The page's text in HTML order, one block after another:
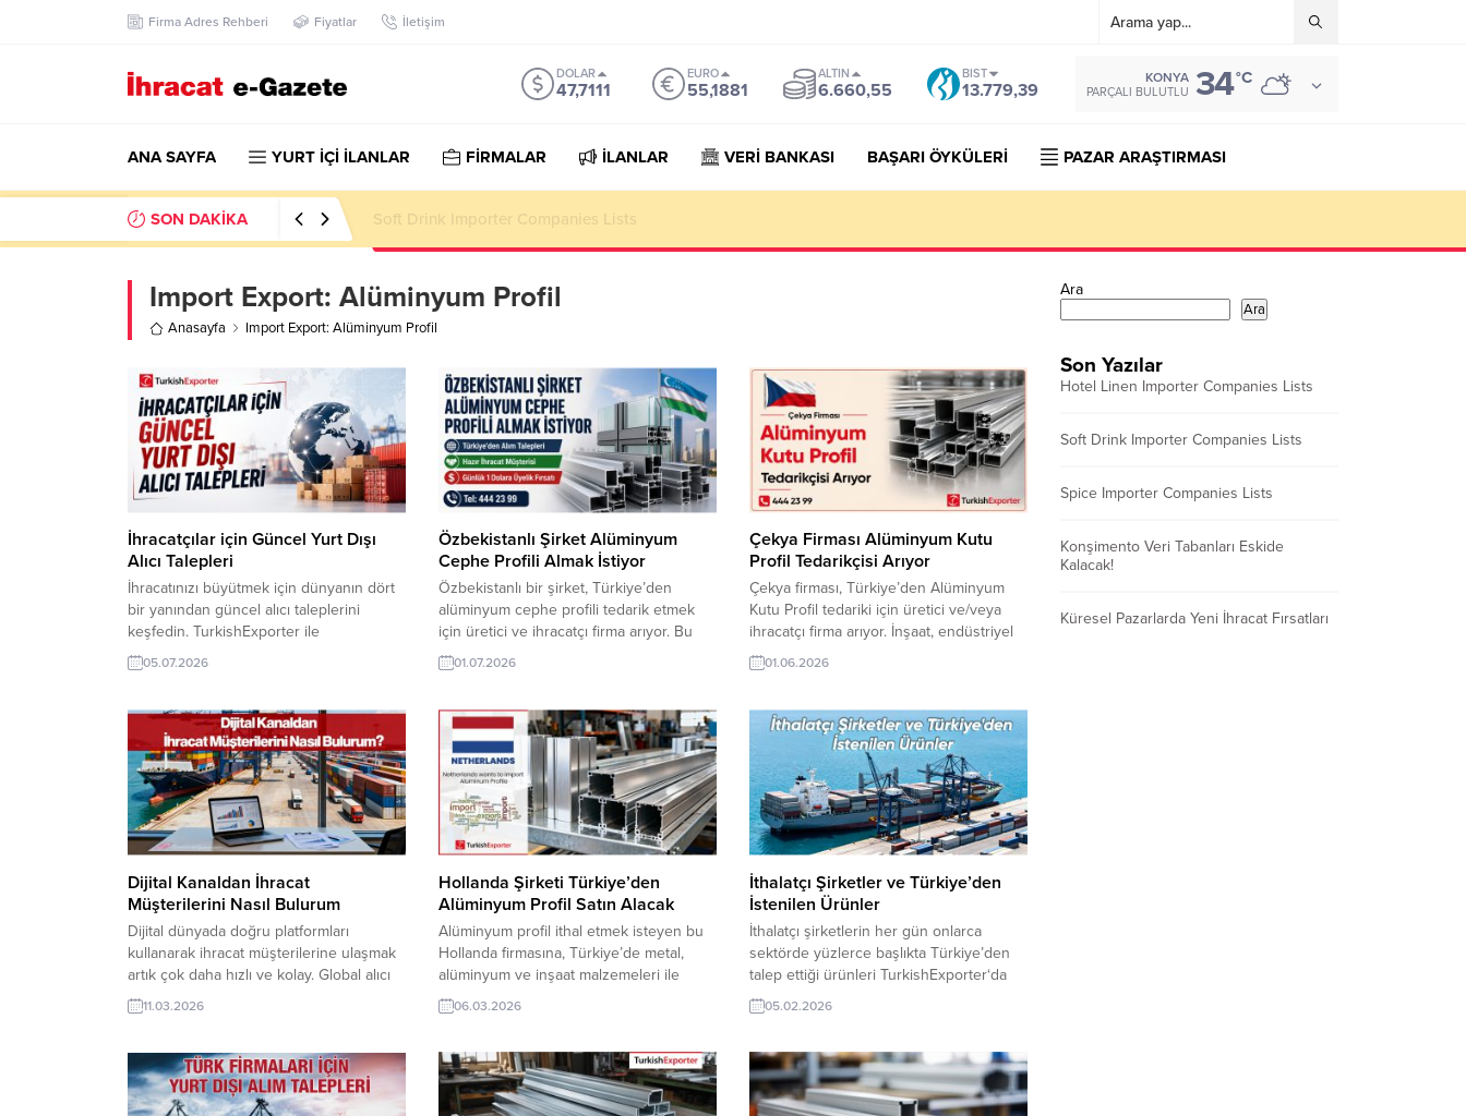
Firma Adres Rehberi Fiyatlar İletişim
DOLAR
47,7111
EURO
55,1881
ALTIN
6.660,55
BIST
13.779,39
KONYA
PARÇALI BULUTLU 34°C
ANA SAYFA YURT İÇİ İLANLAR FİRMALAR İLANLAR VERİ BANKASI BAŞARI ÖYKÜLERİ PAZAR ARAŞTIRMASI
SON DAKİKA Soft Drink Importer Companies Lists
Import Export: Alüminyum Profil
Anasayfa Import Export: Alüminyum Profil
İhracatçılar için Güncel Yurt Dışı
Alıcı Talepleri
İhracatınızı büyütmek için dünyanın dört
bir yanından güncel alıcı taleplerini
keşfedin. TurkishExporter ile
sektörünüze uygun yurt dışı müşteri
fırsatlarına anında ulaşın, güvenilir
bağlantıları oluşturun. ⮩ Yüzlerce yeni
ihracat fırsatlarını görüntüleyin!
BAE/Dubai Firması, Yangın Dağıtım
Hortumu İthal EdecekAzerbaycanlı Şirket,
Laboratuvar Kimyasalı Satın
AlacakÖzbekistanlı Alıcı, Alüminyum...
05.07.2026
Özbekistanlı Şirket Alüminyum
Cephe Profili Almak İstiyor
Özbekistanlı bir şirket, Türkiye’den
alüminyum cephe profili tedarik etmek
için üretici ve ihracatçı firma arıyor. Bu
güncel alım talebi, yapı ve inşaat
sektöründe faaliyet gösteren Türk
sunuyor. Talebe uygun firmalar
TurkishExporter üzerinden alıcıyla
iletişime geçebilir. Alüminyum profil
ithalat alım talepleriCephe kaplama
ürünleri için ithalat...
01.07.2026
Çekya Firması Alüminyum Kutu
Profil Tedarikçisi Arıyor
Çekya firması, Türkiye’den Alüminyum
Kutu Profil tedariki için üretici ve/veya
ihracatçı firma arıyor. İnşaat, endüstriyel
üretim ve yapı projelerinde kullanılacak
kaliteli profiller için Türk üreticilerden
teklifleri talep ediyor. ➤ Talebin
detaylarına buradan ulaşabilirsiniz.
İletişim: 444 23 99 – 539 773 3550 Tüm
dünyadan en...
01.06.2026
Dijital Kanaldan İhracat
Müşterilerini Nasıl Bulurum
Dijital dünyada doğru platformları
kullanarak ihracat müşterilerine ulaşmak
artık çok daha hızlı ve kolay. Global alıcı
taleplerini takip etmek, firmaları analiz
etmek ve doğrudan iletişim kurmak için
kapılar açıyor. Günün Alım Taleplerinden
Bazıları: Şili Firması, Türkiye’den Motor
Yağı Almak İstiyorFransız Firma, Çocuk
11.03.2026
Hollanda Şirketi Türkiye’den
Alüminyum Profil Satın Alacak
Alüminyum profil ithal etmek isteyen bu
Hollanda firmasına, Türkiye’de metal,
alüminyum ve inşaat malzemeleri ile
alüminyum profil üreticisi veya tedarikçisi
olan ihracatçı firmalar teklif sunabilirler.
ilanının iletişim bilgilerine TurkishExporter
VIP üyeleri ile TE üyelik kredisi sahibi
ihracat şirketleri erişebilmektedir. ➤ Bu
06.03.2026
İthalatçı Şirketler ve Türkiye’den
İstenilen Ürünler
İthalatçı şirketlerin her gün onlarca
sektörde yüzlerce başlıkta Türkiye’den
talep ettiği ürünleri TurkishExporter‘da
bulabilirsiniz. Bu alım ilanları başlıklarını
izlemek ve şirketinizin pazar çeşitliliğine
başlatın. Günün Alım Taleplerinden
Bazıları: Macaristanlı Firma, Duş Teknesi
İthal Etmek İstiyorRusya Firması,
05.02.2026
Ara
Ara
Son Yazılar
Hotel Linen Importer Companies Lists
Soft Drink Importer Companies Lists
Spice Importer Companies Lists
Konşimento Veri Tabanları Eskide
Kalacak!
Küresel Pazarlarda Yeni İhracat Fırsatları